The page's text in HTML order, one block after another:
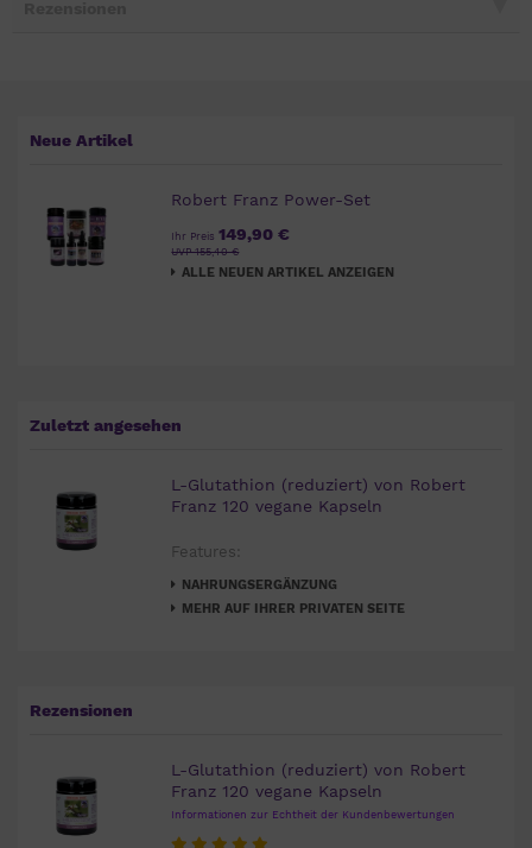
Neue Artikel
Robert Franz Power-Set
Ihr Preis 149,90 €
UVP 155,40 €
ALLE NEUEN ARTIKEL ANZEIGEN
Zuletzt angesehen
L-Glutathion (reduziert) von Robert
Franz 120 vegane Kapseln
Features:
NAHRUNGSERGÄNZUNG
MEHR AUF IHRER PRIVATEN SEITE
Rezensionen
L-Glutathion (reduziert) von Robert
Franz 120 vegane Kapseln
Informationen zur Echtheit der Kundenbewertungen